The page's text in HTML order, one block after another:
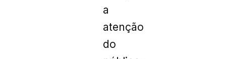
a
atenção
do